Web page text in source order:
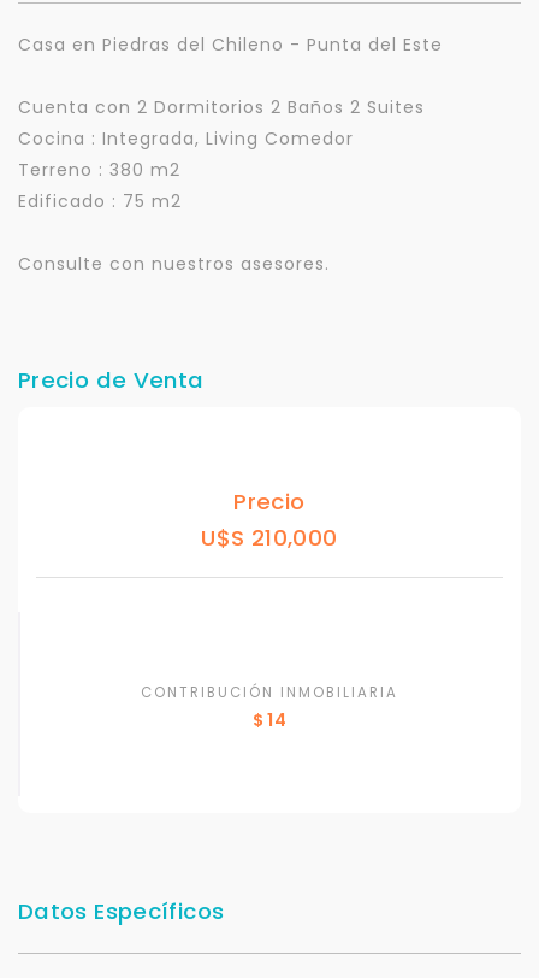
Casa en Piedras del Chileno - Punta del Este
Cuenta con 2 Dormitorios 2 Baños 2 Suites
Cocina : Integrada, Living Comedor
Terreno : 380 m2
Edificado : 75 m2
Consulte con nuestros asesores.
Precio de Venta
Precio
U$S 210,000
CONTRIBUCIÓN INMOBILIARIA
$ 14
Datos Específicos